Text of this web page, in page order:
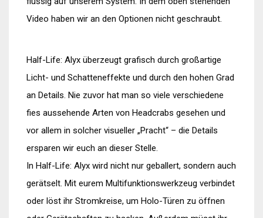
Video haben wir an den Optionen nicht geschraubt.
Half-Life: Alyx überzeugt grafisch durch großartige
Licht- und Schatteneffekte und durch den hohen Grad
an Details. Nie zuvor hat man so viele verschiedene
fies aussehende Arten von Headcrabs gesehen und
vor allem in solcher visueller „Pracht“ – die Details
ersparen wir euch an dieser Stelle.
In Half-Life: Alyx wird nicht nur geballert, sondern auch
gerätselt. Mit eurem Multifunktionswerkzeug verbindet
oder löst ihr Stromkreise, um Holo-Türen zu öffnen